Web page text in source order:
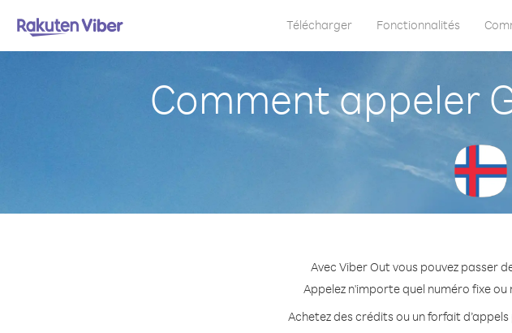
Télécharger Fonctionnalités
Comment appeler
Avec Viber Out vous pouvez passer
Appelez n'importe quel numéro fixe ou
Achetez des crédits ou un forfait